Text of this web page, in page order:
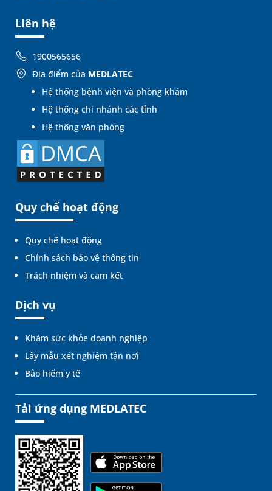
Liên hệ
1900565656
Địa điểm của MEDLATEC
Hệ thống bệnh viện và phòng khám
Hệ thống chi nhánh các tỉnh
Hệ thống văn phòng
Quy chế hoạt động
Quy chế hoạt động
Chính sách bảo vệ thông tin
Trách nhiệm và cam kết
Dịch vụ
Khám sức khỏe doanh nghiệp
Lấy mẫu xét nghiệm tận nơi
Bảo hiểm y tế
Tải ứng dụng MEDLATEC